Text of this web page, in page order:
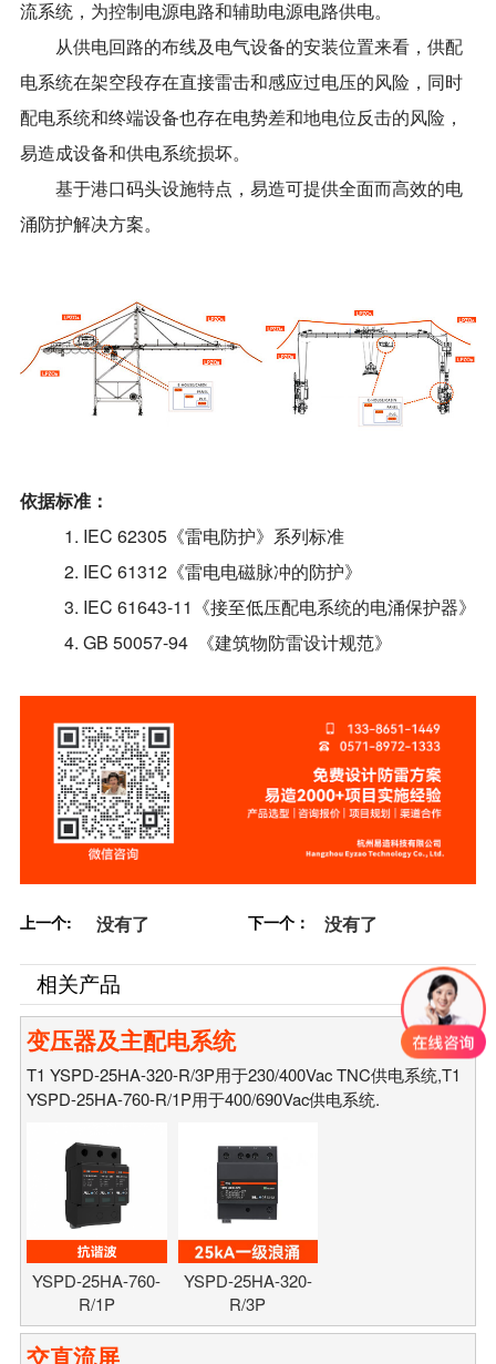
流系统，为控制电源电路和辅助电源电路供电。
从供电回路的布线及电气设备的安装位置来看，供配
电系统在架空段存在直接雷击和感应过电压的风险，同时
配电系统和终端设备也存在电势差和地电位反击的风险，
易造成设备和供电系统损坏。
基于港口码头设施特点，易造可提供全面而高效的电
涌防护解决方案。
依据标准：
1. IEC 62305《雷电防护》系列标准
2. IEC 61312《雷电电磁脉冲的防护》
3. IEC 61643-11《接至低压配电系统的电涌保护器》
4. GB 50057-94 《建筑物防雷设计规范》
上一个: 没有了 下一个： 没有了
相关产品
变压器及主配电系统
T1 YSPD-25HA-320-R/3P用于230/400Vac TNC供电系统,T1
YSPD-25HA-760-R/1P用于400/690Vac供电系统.
YSPD-25HA-760-
R/1P
YSPD-25HA-320-
R/3P
交直流屏